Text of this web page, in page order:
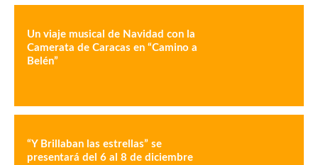
Un viaje musical de Navidad con la
Camerata de Caracas en “Camino a
Belén”
“Y Brillaban las estrellas” se
presentará del 6 al 8 de diciembre